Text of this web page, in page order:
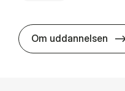
Om uddannelsen